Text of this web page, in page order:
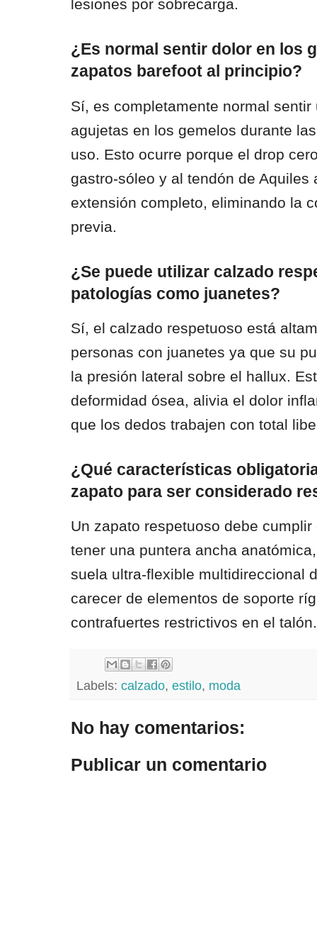
lesiones por sobrecarga.
¿Es normal sentir dolor en los
zapatos barefoot al principio?
Sí, es completamente normal
agujetas en los gemelos durante
uso. Esto ocurre porque el drop
gastro-sóleo y al tendón de Aquiles
extensión completo, eliminando la
previa.
¿Se puede utilizar calzado
patologías como juanetes?
Sí, el calzado respetuoso está
personas con juanetes ya que su
la presión lateral sobre el hallux.
deformidad ósea, alivia el dolor
que los dedos trabajen con total
¿Qué características
zapato para ser considerado
Un zapato respetuoso debe
tener una puntera ancha
suela ultra-flexible multidireccional
carecer de elementos de soporte
contrafuertes restrictivos en el talón.
Labels: calzado, estilo, moda
No hay comentarios:
Publicar un comentario